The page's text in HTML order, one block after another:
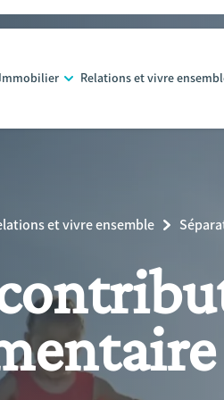
Immobilier Relations et vivre
et vivre ensemble